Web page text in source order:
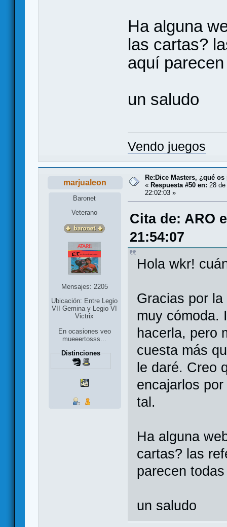
Ha alguna
las cartas?
aquí
un saludo
Vendo juegos
marjualeon
Baronet
Veterano
Mensajes: 2205
Ubicación: Entre Legio
VII Gemina y Legio VI
Victrix
En ocasiones veo
mueeertosss...
Distinciones
Re:Dice Masters, ¿qué os
« Respuesta #50 en: 28
22:02:03 »
Cita de: ARO
21:54:07
Hola wkr!
Gracias por
muy cómoda.
hacerla, pero
cuesta más
le daré. Creo
encajarlos
tal.
Ha alguna
cartas? las
parecen
un saludo